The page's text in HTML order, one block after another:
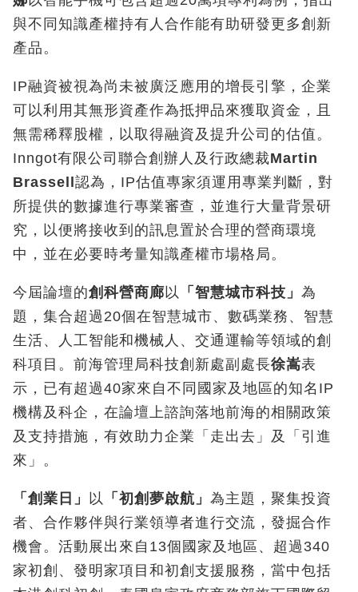
與不同知識產權持有人合作能有助研發更多創新
產品。
IP融資被視為尚未被廣泛應用的增長引擎，企業
可以利用其無形資產作為抵押品來獲取資金，且
無需稀釋股權，以取得融資及提升公司的估值。
Inngot有限公司聯合創辦人及行政總裁Martin
Brassell 認為，IP估值專家須運用專業判斷，對
所提供的數據進行專業審查，並進行大量背景研
究，以便將接收到的訊息置於合理的營商環境
中，並在必要時考量知識產權市場格局。
今屆論壇的創科營商廊 以 「智慧城市科技」 為
題，集合超過20個在智慧城市、數碼業務、智慧
生活、人工智能和機械人、交通運輸等領域的創
科項目。前海管理局科技創新處副處長徐嵩表
示，已有超過40家來自不同國家及地區的知名IP
機構及科企，在論壇上諮詢落地前海的相關政策
及支持措施，有效助力企業「走出去」及「引進
來」。
「創業日」 以 「初創夢啟航」 為主題，聚集投資
者、合作夥伴與行業領導者進行交流，發掘合作
機會。活動展出來自13個國家及地區、超過340
家初創、發明家項目和初創支援服務，當中包括